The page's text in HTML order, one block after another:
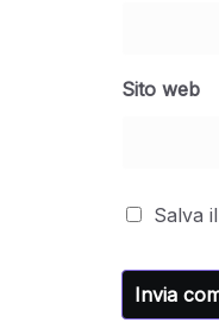
Sito web
Salva